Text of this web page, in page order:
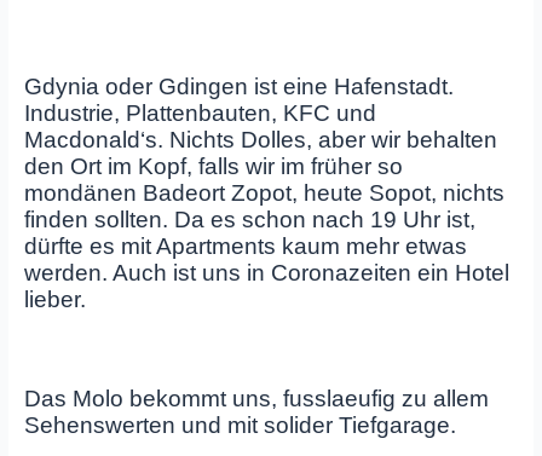
Gdynia oder Gdingen ist eine Hafenstadt.
Industrie, Plattenbauten, KFC und
Macdonald‘s. Nichts Dolles, aber wir behalten
den Ort im Kopf, falls wir im früher so
mondänen Badeort Zopot, heute Sopot, nichts
finden sollten. Da es schon nach 19 Uhr ist,
dürfte es mit Apartments kaum mehr etwas
werden. Auch ist uns in Coronazeiten ein Hotel
lieber.
Das Molo bekommt uns, fusslaeufig zu allem
Sehenswerten und mit solider Tiefgarage.